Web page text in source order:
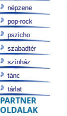
népzene
pop-rock
pszicho
szabadtér
színház
tánc
tárlat
PARTNER
OLDALAK